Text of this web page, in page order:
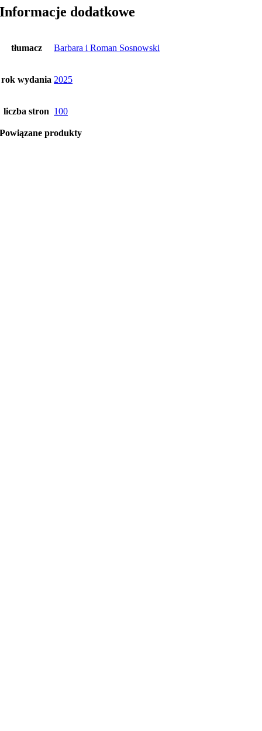
Informacje dodatkowe
tłumacz Barbara i Roman Sosnowski
rok wydania 2025
liczba stron 100
Powiązane produkty